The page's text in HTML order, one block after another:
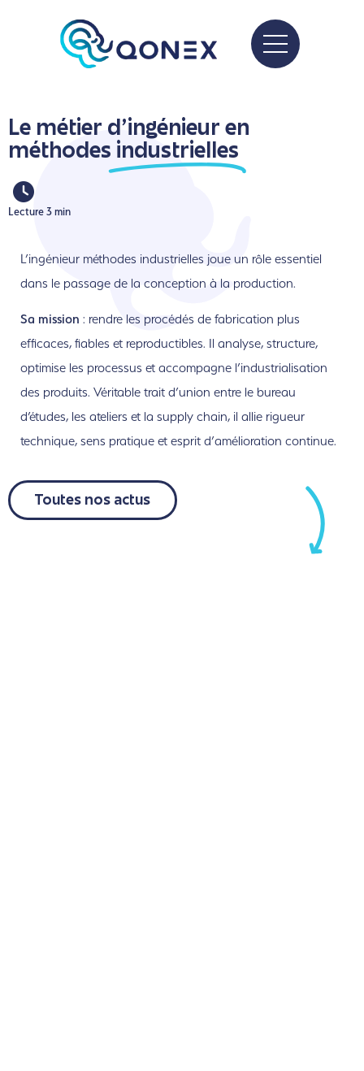
Le métier d'ingénieur en
méthodes
industrielles
Lecture 3 min
L’ingénieur méthodes industrielles joue un rôle essentiel
dans le passage de la conception à la production.
Sa mission : rendre les procédés de fabrication plus
efficaces, fiables et reproductibles. Il analyse, structure,
optimise les processus et accompagne l’industrialisation
des produits. Véritable trait d’union entre le bureau
d’études, les ateliers et la supply chain, il allie rigueur
technique, sens pratique et esprit d’amélioration continue.
Toutes nos actus